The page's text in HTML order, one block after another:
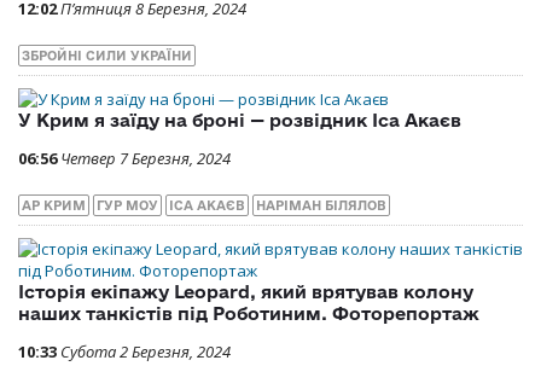
12:02П’ятниця 8 Березня, 2024
ЗБРОЙНІ СИЛИ УКРАЇНИ
У Крим я заїду на броні — розвідник Іса Акаєв
06:56 Четвер 7 Березня, 2024
АР КРИМ ГУР МОУ ІСА АКАЄВ НАРІМАН БІЛЯЛОВ
Історія екіпажу Leopard, який врятував колону
наших танкістів під Роботиним. Фоторепортаж
10:33 Субота 2 Березня, 2024